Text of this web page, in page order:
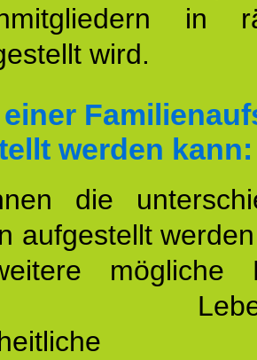
in
wird.
werden kann:
die
aufgestellt
mögliche